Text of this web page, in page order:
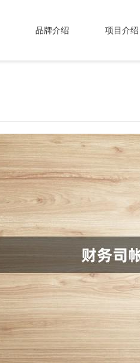
品牌介绍 项目介绍